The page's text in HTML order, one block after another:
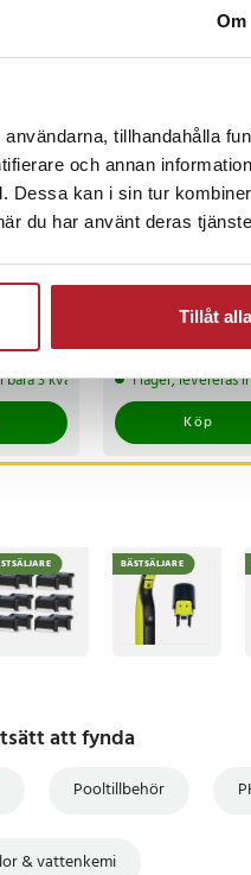
Om
tillhandahålla
och annan
Dessa kan i sin tur
du har använt deras
Tillåt
bara 3 kvar av denna produkt
CombiTabs Klorfria
Pris:349 kr
349 kr
I lager, levereras
Köp
BÄSTSÄLJARE
att fynda
Pooltillbehör
& vattenkemi